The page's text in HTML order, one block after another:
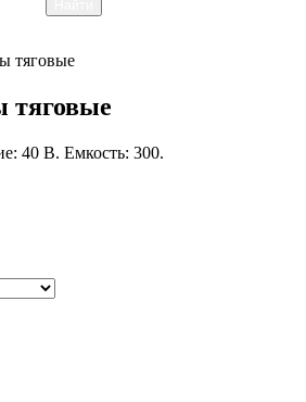
тяговые
тяговые
40 В. Емкость: 300.